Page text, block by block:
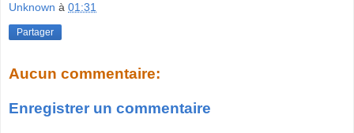
Unknown à 01:31
Partager
Aucun commentaire:
Enregistrer un commentaire